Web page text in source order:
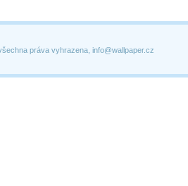
práva vyhrazena, info@wallpaper.cz